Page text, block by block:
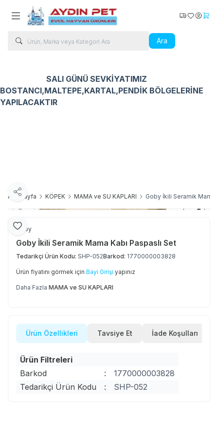
Ara
Kargo Takip
Favorilerim
SALI GÜNÜ SEVKİYATIMIZ
BOSTANCI,MALTEPE,KARTAL,PENDİK BÖLGELERİNE
YAPILACAKTIR
Ana Sayfa KÖPEK MAMA ve SU KAPLARI Goby İkili Seramik Mama
Favoriye Ekle
Paylaş
Goby
Goby İkili Seramik Mama Kabı Paspaslı Set
Tedarikçi Ürün Kodu: SHP-052Barkod: 1770000003828
Ürün fiyatını görmek için Bayi Girişi yapınız
Daha Fazla MAMA ve SU KAPLARI
Ürün Özellikleri Tavsiye Et İade Koşulları
Ürün Filtreleri
Barkod
:
1770000003828
Tedarikçi Ürün Kodu
: SHP-052